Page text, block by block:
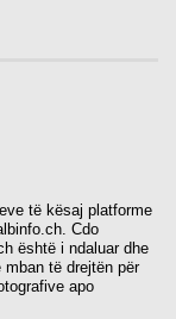
të kësaj platforme
Cdo
është i ndaluar dhe
të drejtën për
apo